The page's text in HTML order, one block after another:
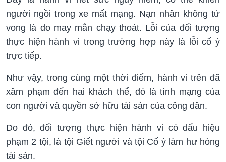
người ngồi trong xe mất mạng. Nạn nhân không tử
vong là do may mắn chạy thoát. Lỗi của đối tượng
thực hiện hành vi trong trường hợp này là lỗi cố ý
trực tiếp.
Như vậy, trong cùng một thời điểm, hành vi trên đã
xâm phạm đến hai khách thể, đó là tính mạng của
con người và quyền sở hữu tài sản của công dân.
Do đó, đối tượng thực hiện hành vi có dấu hiệu
phạm 2 tội, là tội Giết người và tội Cố ý làm hư hỏng
tài sản.